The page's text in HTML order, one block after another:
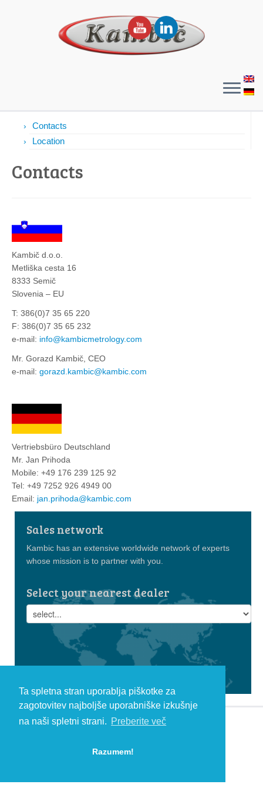
Ta spletna stran uporablja piškotke za
zagotovitev najboljše uporabniške izkušnje
na naši spletni strani. Preberite več
Razumem!
Contacts
Location
Contacts
Kambič d.o.o.
Metliška cesta 16
8333 Semič
Slovenia – EU
T: 386(0)7 35 65 220
F: 386(0)7 35 65 232
e-mail: info@kambicmetrology.com
Mr. Gorazd Kambič, CEO
e-mail: gorazd.kambic@kambic.com
Vertriebsbüro Deutschland
Mr. Jan Prihoda
Mobile: +49 176 239 125 92
Tel: +49 7252 926 4949 00
Email: jan.prihoda@kambic.com
Sales network
Kambic has an extensive worldwide network of experts
whose mission is to partner with you.
Select your nearest dealer
HEADQUARTERS: T: +386 (0)7 35 65 220, F: +386 (0)7 35 65 232, E: